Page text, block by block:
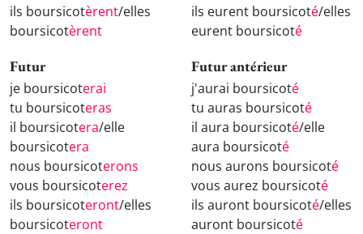
ils boursicotèrent/elles
boursicotèrent
ils eurent boursicoté/elles
eurent boursicoté
Futur
je boursicoterai
tu boursicoteras
il boursicotera/elle
boursicotera
nous boursicoterons
vous boursicoterez
ils boursicoteront/elles
boursicoteront
Futur antérieur
j'aurai boursicoté
tu auras boursicoté
il aura boursicoté/elle
aura boursicoté
nous aurons boursicoté
vous aurez boursicoté
ils auront boursicoté/elles
auront boursicoté